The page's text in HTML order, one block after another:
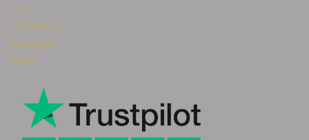
Ure
Halskæde
Gavekort
Blog